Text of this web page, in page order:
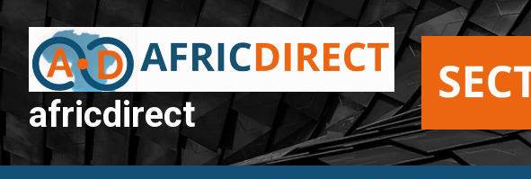
Aller
contenu
africdirect